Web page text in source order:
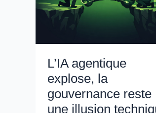
L’IA agentique
explose, la
gouvernance reste
une illusion